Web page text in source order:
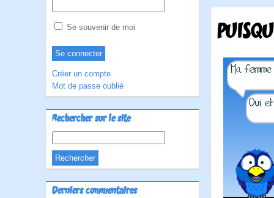
Se souvenir de moi
Créer un compte
Mot de passe oublié
Rechercher sur le site
Derniers commentaires